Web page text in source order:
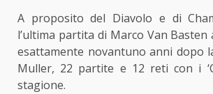
A proposito del Diavolo e di
l’ultima partita di Marco Van Basten
esattamente novantuno anni dopo
Muller, 22 partite e 12 reti con i
stagione.